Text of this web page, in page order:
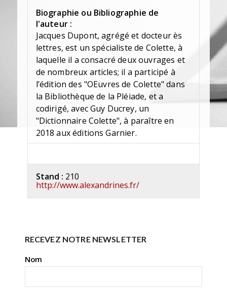
Biographie ou Bibliographie de
l'auteur :
Jacques Dupont, agrégé et docteur ès
lettres, est un spécialiste de Colette, à
laquelle il a consacré deux ouvrages et
de nombreux articles; il a participé à
l’édition des "OEuvres de Colette" dans
la Bibliothèque de la Pléiade, et a
codirigé, avec Guy Ducrey, un
"Dictionnaire Colette", à paraître en
2018 aux éditions Garnier.
Stand : 210
http://www.alexandrines.fr/
RECEVEZ NOTRE NEWSLETTER
Nom